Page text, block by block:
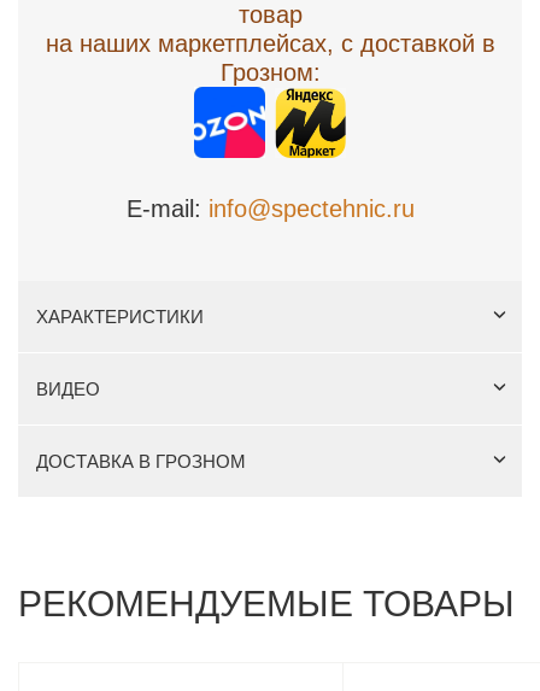
товар
на наших маркетплейсах, с доставкой в
Грозном:
E-mail: info@spectehnic.ru
ХАРАКТЕРИСТИКИ
ВИДЕО
ДОСТАВКА В ГРОЗНОМ
РЕКОМЕНДУЕМЫЕ ТОВАРЫ